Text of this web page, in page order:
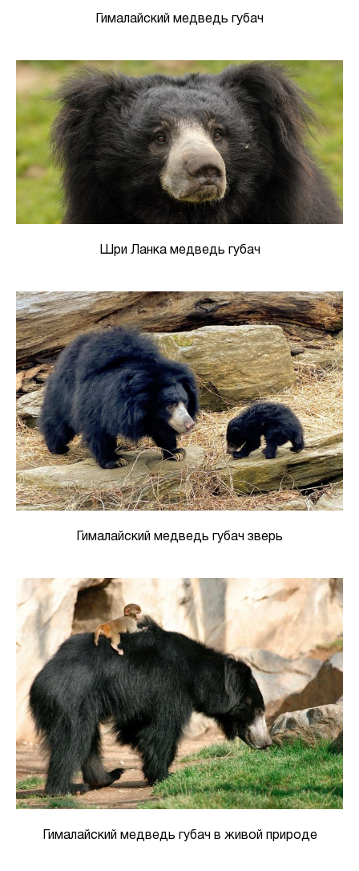
Гималайский медведь губач
Шри Ланка медведь губач
Гималайский медведь губач зверь
Гималайский медведь губач в живой природе